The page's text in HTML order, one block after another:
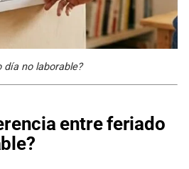
día no laborable?
entre feriado